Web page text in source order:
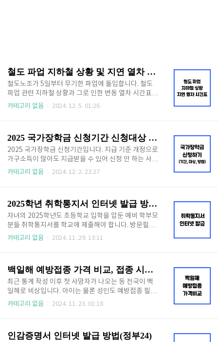
철도 파업 지하철 상황 및 지연 열차 시간표 알아보기
철도노조가 5일부터 무기한 파업에 돌입합니다. 철도
파업 관련 지하철 상황과 그로 인한 변동 열차 시간표,
대체 수단까지 알아보겠습니다. 아래에서 바로 알아보
공사 노조 파업으로 지하철 1호선 ~ 8호선이 영향을 받
을 예정입니다. 따라서 5일부터는 실시간으로 변동되는
지하철 운행시간을 잘 알아야 불편을 최소화할 수 있습
니다. 아래에서 실시간 지하철 운행 시간표 확인하세
요. 🔻실시간 변동되는 시간표 확인하세요!🔻실시간
대체 수단..
카테고리 없음 2024. 12. 5. 01:26
2025 국가장학금 신청기간 신청대상 및 방법
2025 국가장학금 신청기간입니다. 지급 기준 개정으로
가구소득이 많아도 지급받을 수 있어 신청 안 하는 사람
이 손해입니다. 최소 100만원 부터 전액까지 받을 수 있
차 2025 국가장학금 신청기간2025 국가장학금 1차 신
청기간이 시작되었습니다. Ⅰ유형과 Ⅱ유형 모두 지금
접수 중이니 신청 기간 확인하고 아래 신청 바로가기로
지금 바로 접수하세요! 🔻신청안하면 손해 보는🔻국가
장학금 신청 바로가기👆 ✅ 국가장학금 신청일정 : 20
카테고리 없음 2024. 12. 2. 23:27
2025학년 취학통지서 인터넷 발급 방법 (온라인 제출 가능!)
자녀의 2025학년도 초등학교 입학을 압둔 예비 학부모
분들 취학통지서를 학교에 제출해야 합니다. 방문필요
없이 인터넷으로 취학통지서 발급하는 방법 알려드리
지서 인터넷 발급 방법 알아보겠습니다. 정부 24에서
발급이 가능하며 출력하여 예비소집일에 학교에 서류
제출하시면 됩니다. 서울지역이라면 다음 정부 24 말고
아래서 알려드리는 서울시 민원 서비스 이용하세요! 아
래 취학통지서 인터넷 발급 바로가기로 즉시 발급 받으
수 있습니다. ..
카테고리 없음 2024. 11. 29. 13:11
백일해 예방접종 가격 비교, 접종 시기 총정리
최근 통계 작성 이후 첫 사망자가 나오는 등 전국이 백
일해로 비상입니다. 아이는 물론 성인도 예방접종 필수
로 해야 하는데 이왕이면 최저가로 알아보고 접종하세
예방접종 가격 비교백일해 예방접종 가격은 최저 2만 7
카테고리 없음 2024. 11. 23. 01:18
인감증명서 인터넷 발급 방법(정부24)